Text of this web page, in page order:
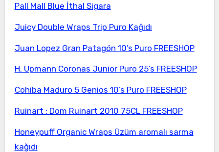
Pall Mall Blue İthal Sigara
Juicy Double Wraps Trip Puro Kağıdı
Juan Lopez Gran Patagón 10’s Puro FREESHOP
H. Upmann Coronas Junior Puro 25’s FREESHOP
Cohiba Maduro 5 Genios 10’s Puro FREESHOP
Ruinart : Dom Ruinart 2010 75CL FREESHOP
Honeypuff Organic Wraps Üzüm aromalı sarma
kağıdı